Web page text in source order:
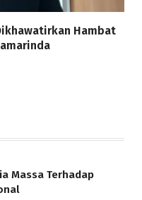
Hambat
Massa Terhadap